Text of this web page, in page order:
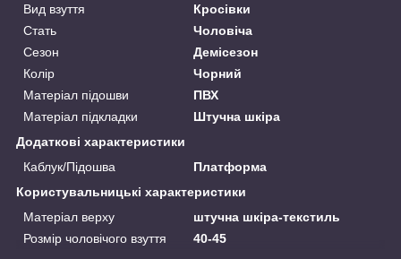
Вид взуття
Кросівки
Стать
Чоловіча
Сезон
Демісезон
Колір
Чорний
Матеріал підошви
ПВХ
Матеріал підкладки
Штучна шкіра
Додаткові характеристики
Каблук/Підошва
Платформа
Користувальницькі характеристики
Матеріал верху
штучна шкіра-текстиль
Розмір чоловічого взуття
40-45